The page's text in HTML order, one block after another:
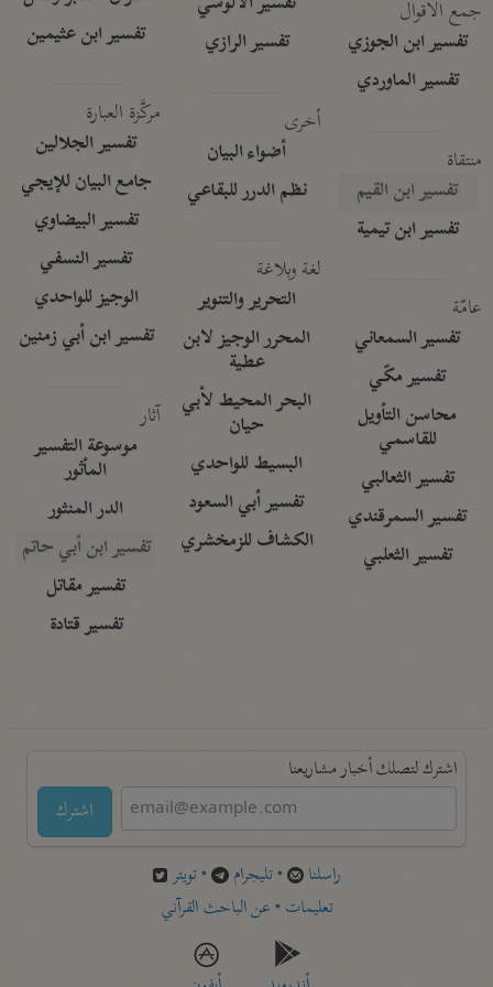
جمع الأقوال
تفسير ابن الجوزي
تفسير الماوردي
منتقاة
تفسير ابن القيم
تفسير ابن تيمية
عامّة
تفسير السمعاني
تفسير مكّي
محاسن التأويل
للقاسمي
تفسير الثعالبي
تفسير السمرقندي
تفسير الثعلبي
تفسير الرازي
أخرى
أضواء البيان
نظم الدرر للبقاعي
لغة وبلاغة
التحرير والتنوير
المحرر الوجيز لابن
عطية
البحر المحيط لأبي
حيان
البسيط للواحدي
تفسير أبي السعود
الكشاف للزمخشري
تفسير ابن عثيمين
مركَّزة العبارة
تفسير الجلالين
جامع البيان للإيجي
تفسير البيضاوي
تفسير النسفي
الوجيز للواحدي
تفسير ابن أبي زمنين
آثار
موسوعة التفسير
المأثور
الدر المنثور
تفسير ابن أبي حاتم
تفسير مقاتل
تفسير قتادة
اشترك لتصلك أخبار مشاريعنا
اشترك
راسلنا •تليجرام •تويتر
تعليمات •عن الباحث القرآني